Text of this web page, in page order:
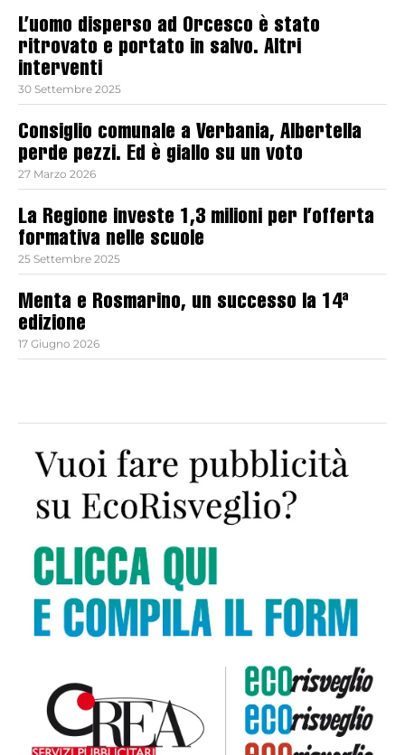
L’uomo disperso ad Orcesco è stato
ritrovato e portato in salvo. Altri
interventi
30 Settembre 2025
Consiglio comunale a Verbania, Albertella
perde pezzi. Ed è giallo su un voto
27 Marzo 2026
La Regione investe 1,3 milioni per l’offerta
formativa nelle scuole
25 Settembre 2025
Menta e Rosmarino, un successo la 14ª
edizione
17 Giugno 2026